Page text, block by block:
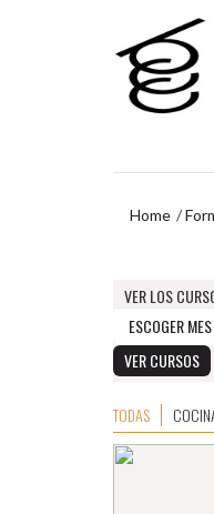
Home
navegación
VER LOS
TODAS